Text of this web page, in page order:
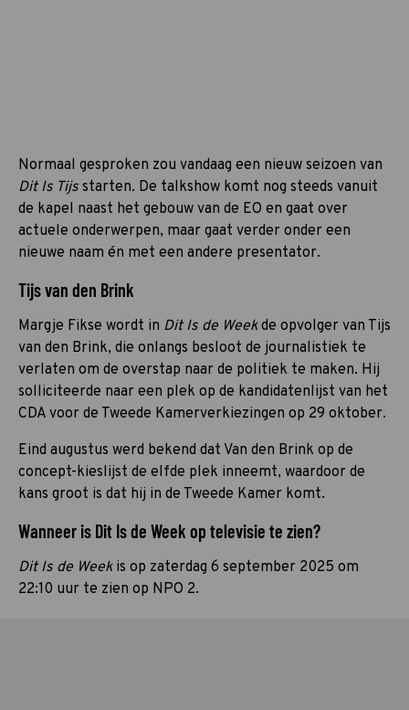
Normaal gesproken zou vandaag een nieuw seizoen van
Dit Is Tijs starten. De talkshow komt nog steeds vanuit
de kapel naast het gebouw van de EO en gaat over
actuele onderwerpen, maar gaat verder onder een
nieuwe naam én met een andere presentator.
Tijs van den Brink
Margje Fikse wordt in Dit Is de Weekde opvolger van Tijs
van den Brink, die onlangs besloot de journalistiek te
verlaten om de overstap naar de politiek te maken. Hij
solliciteerde naar een plek op de kandidatenlijst van het
CDA voor de Tweede Kamerverkiezingen op 29 oktober.
Eind augustus werd bekend dat Van den Brink op de
concept-kieslijst de elfde plek inneemt, waardoor de
kans groot is dat hij in de Tweede Kamer komt.
Wanneer is Dit Is de Week op televisie te zien?
Dit Is de Weekis op zaterdag 6 september 2025 om
22:10 uur te zien op NPO 2.